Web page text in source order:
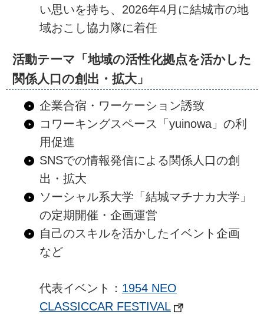
い思いを持ち、2026年4月に結城市の地
域おこし協力隊に着任
活動テーマ「地域の活性化拠点を活かした
関係人口の創出・拡大」
企業合宿・ワーケーション誘致
コワーキングスペース「yuinowa」の利
用促進
SNSでの情報発信による関係人口の創
出・拡大
ソーシャル系大学「結城マチナカ大学」
の定期開催・企画運営
自己のスキルを活かしたイベント企画
など
代表イベント： 1954 NEO
CLASSICCAR FESTIVAL